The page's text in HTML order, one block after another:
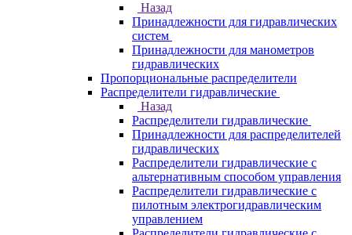
Назад
Принадлежности для гидравлических
систем
Принадлежности для манометров
гидравлических
Пропорциональные распределители
Распределители гидравлические
Назад
Распределители гидравлические
Принадлежности для распределителей
гидравлических
Распределители гидравлические с
альтернативным способом управления
Распределители гидравлические с
пилотным электрогидравлическим
управлением